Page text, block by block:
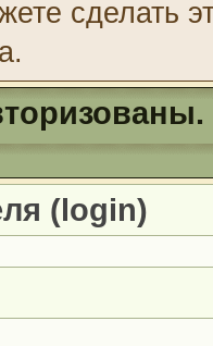
сделать
(login)